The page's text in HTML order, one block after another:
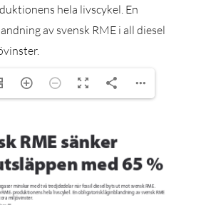
hela livscykel. En
av svensk RME i all diesel